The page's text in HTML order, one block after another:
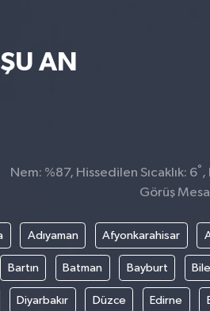
ŞU AN
Nem: %87, Hissedilen Sıcaklık: 6° ,
Görüş
Adıyaman Afyonkarahisar
Bartın Batman Bayburt
Diyarbakır Düzce Edirne